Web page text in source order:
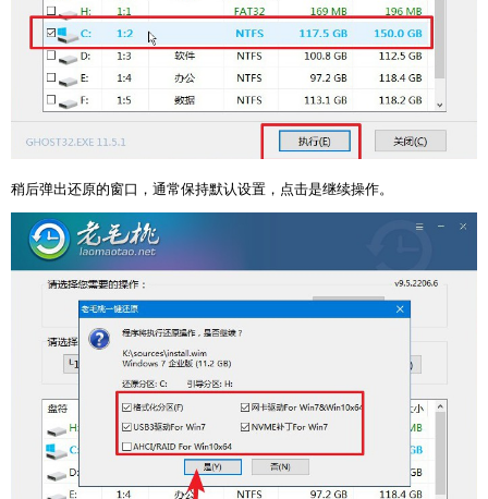
稍后弹出还原的窗口，通常保持默认设置，点击是继续操作。